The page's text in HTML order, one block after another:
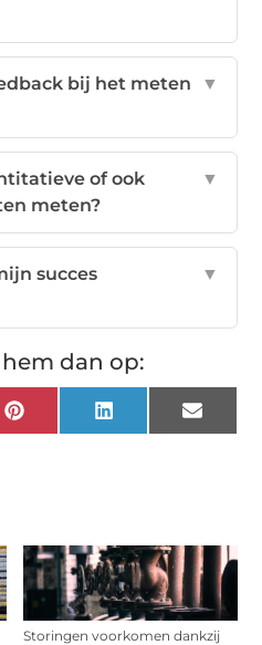
Storingen voorkomen dankzij
bij het meten
▼
of ook
meten?
▼
succes
▼
dan op:
PinterestLinkedIn Email